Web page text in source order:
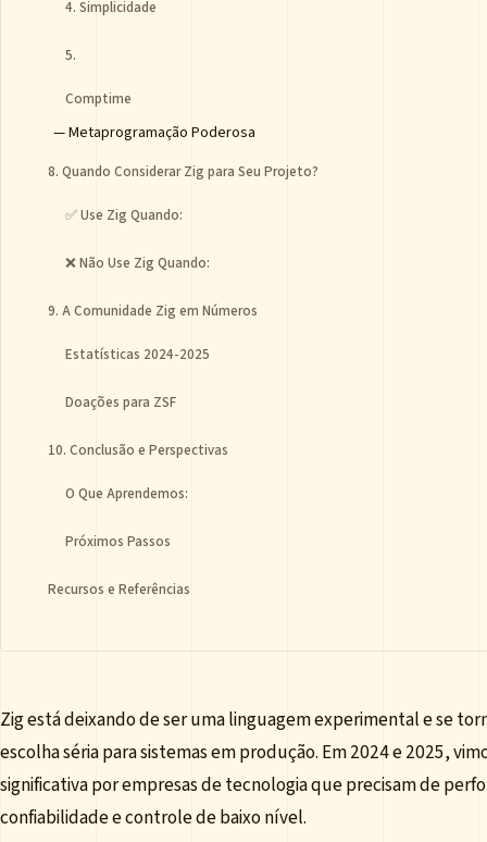
4. Simplicidade
5.
Comptime
— Metaprogramação Poderosa
8. Quando Considerar Zig para Seu Projeto?
✅ Use Zig Quando:
❌ Não Use Zig Quando:
9. A Comunidade Zig em Números
Estatísticas 2024-2025
Doações para ZSF
10. Conclusão e Perspectivas
O Que Aprendemos:
Próximos Passos
Recursos e Referências
Zig está deixando de ser uma linguagem experimental e se
escolha séria para sistemas em produção. Em 2024 e 2025,
significativa por empresas de tecnologia que precisam de
confiabilidade e controle de baixo nível.